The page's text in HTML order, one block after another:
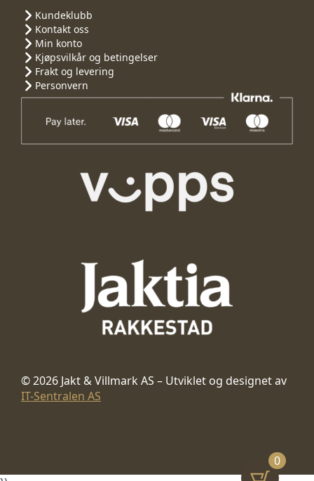
0
Kundeklubb
Kontakt oss
Min konto
Kjøpsvilkår og betingelser
Frakt og levering
Personvern
© 2026 Jakt & Villmark AS – Utviklet og designet av
IT-Sentralen AS